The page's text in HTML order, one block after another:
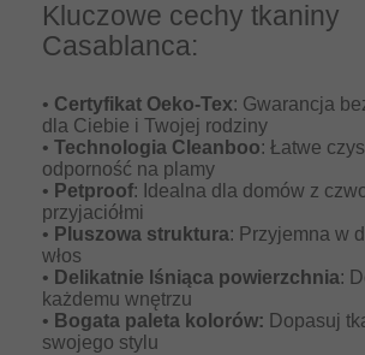
Kluczowe cechy tkaniny
Casablanca:
• Certyfikat Oeko-Tex: Gwarancja
dla Ciebie i Twojej rodziny
• Technologia Cleanboo: Łatwe
odporność na plamy
• Petproof: Idealna dla domów z
przyjaciółmi
• Pluszowa struktura: Przyjemna w
włos
• Delikatnie lśniąca powierzchnia:
każdemu wnętrzu
• Bogata paleta kolorów: Dopasuj
swojego stylu